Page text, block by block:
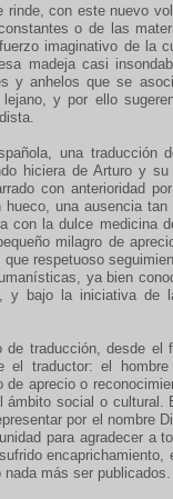
rinde, con este nuevo
o de las
imaginativo de la
madeja casi
y anhelos que se
y por ello
una traducción
hiciera de Arturo y
con anterioridad
hueco, una ausencia
con la dulce medicina
milagro de
respetuoso
ya bien
y bajo la iniciativa de
traducción, desde el
el traductor: el
de aprecio o
ámbito social o
por el nombre
para agradecer a
más ser publicados.